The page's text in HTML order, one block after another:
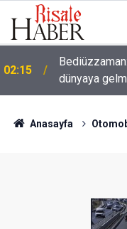
01:45
Nice binilen
hayırlıdır
Anasayfa